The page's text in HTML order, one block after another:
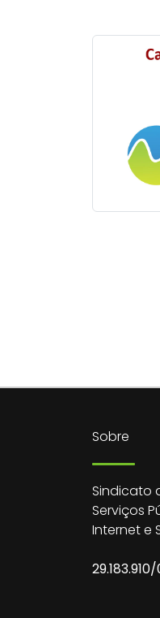
Sobre
Sindicato
Serviços
Internet e